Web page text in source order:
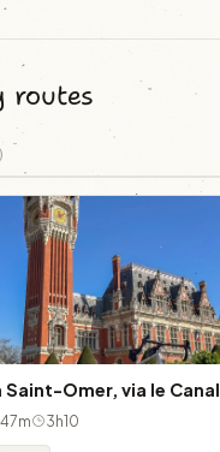
routes
Saint-Omer, via le
3h10